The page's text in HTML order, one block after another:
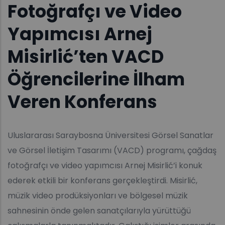
Fotoğrafçı ve Video
Yapımcısı Arnej
Misirlić’ten VACD
Öğrencilerine İlham
Veren Konferans
Uluslararası Saraybosna Üniversitesi Görsel Sanatlar
ve Görsel İletişim Tasarımı (VACD) programı, çağdaş
fotoğrafçı ve video yapımcısı Arnej Misirlić’i konuk
ederek etkili bir konferans gerçekleştirdi. Misirlić,
müzik video prodüksiyonları ve bölgesel müzik
sahnesinin önde gelen sanatçılarıyla yürüttüğü